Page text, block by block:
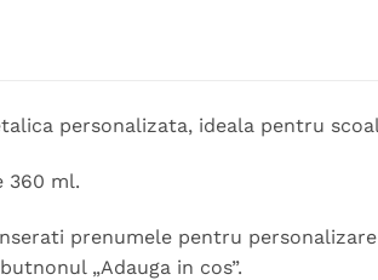
personalizata, ideala pentru
360 ml.
prenumele pentru
„Adauga in cos”.